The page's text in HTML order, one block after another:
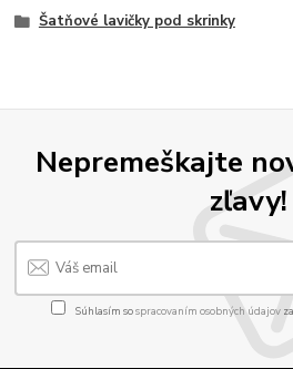
Šatňové lavičky pod skrinky
Nepremeškajte
zľavy!
Súhlasím sospracovaním osobných údajov